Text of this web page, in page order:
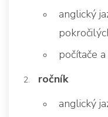
anglický
počítače
ročník
anglický